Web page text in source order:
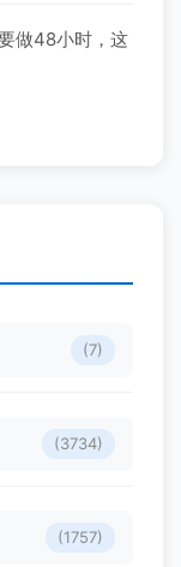
做48小时，这
(7)
(3734)
(1757)